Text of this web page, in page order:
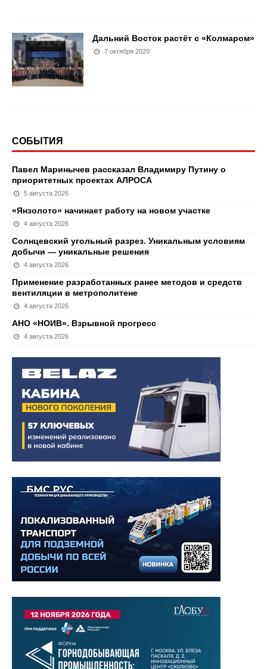
Дальний Восток растёт с «Колмаром»
7 октября 2020
СОБЫТИЯ
Павел Маринычев рассказал Владимиру Путину о
приоритетных проектах АЛРОСА
5 августа 2026
«Янзолото» начинает работу на новом участке
4 августа 2026
Солнцевский угольный разрез. Уникальным условиям
добычи — уникальные решения
4 августа 2026
Применение разработанных ранее методов и средств
вентиляции в метрополитене
4 августа 2026
АНО «НОИВ». Взрывной прогресс
4 августа 2026